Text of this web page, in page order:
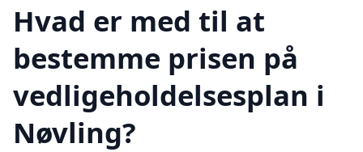
Hvad er med til at
bestemme prisen på
vedligeholdelsesplan i
Nøvling?